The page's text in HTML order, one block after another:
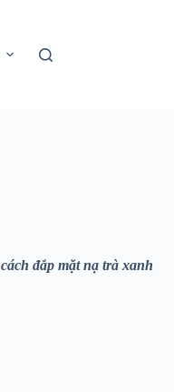
cách đắp mặt nạ trà xanh